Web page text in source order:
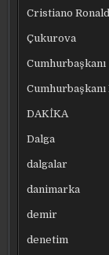
Cristiano
Çukurova
Cumhurbaşkanı
DAKİKA
Dalga
dalgalar
danimarka
demir
denetim